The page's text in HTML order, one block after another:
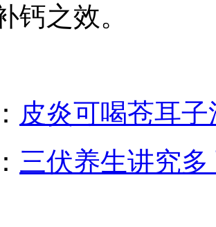
钙之效。
皮炎可喝苍耳
三伏养生讲究